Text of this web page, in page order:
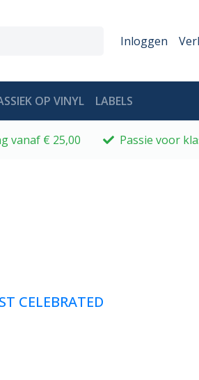
Inloggen
OP VINYL LABELS
vanaf € 25,00 Passie voor
CELEBRATED